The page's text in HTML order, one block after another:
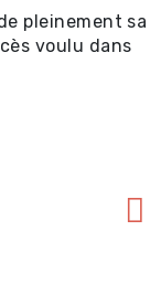
pleinement sa
voulu dans